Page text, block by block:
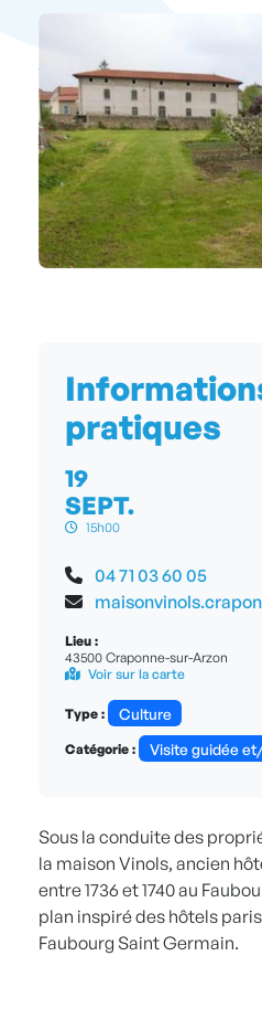
pratiques
19
SEPT.
15h00
04 71 03 60 05
Lieu :
43500 Craponne-sur-Arzon
Voir sur la carte
Type : Culture
Catégorie : Visite guidée
Sous la conduite des
la maison Vinols, ancien
entre 1736 et 1740 au
plan inspiré des hôtels
Faubourg Saint Germain.